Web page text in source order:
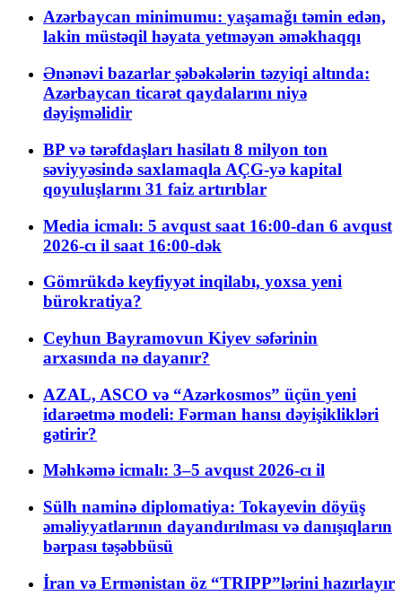
Azərbaycan minimumu: yaşamağı təmin edən,
lakin müstəqil həyata yetməyən əməkhaqqı
Ənənəvi bazarlar şəbəkələrin təzyiqi altında:
Azərbaycan ticarət qaydalarını niyə
dəyişməlidir
BP və tərəfdaşları hasilatı 8 milyon ton
səviyyəsində saxlamaqla AÇG-yə kapital
qoyuluşlarını 31 faiz artırıblar
Media icmalı: 5 avqust saat 16:00-dan 6 avqust
2026-cı il saat 16:00-dək
Gömrükdə keyfiyyət inqilabı, yoxsa yeni
bürokratiya?
Ceyhun Bayramovun Kiyev səfərinin
arxasında nə dayanır?
AZAL, ASCO və “Azərkosmos” üçün yeni
idarəetmə modeli: Fərman hansı dəyişiklikləri
gətirir?
Məhkəmə icmalı: 3–5 avqust 2026-cı il
Sülh naminə diplomatiya: Tokayevin döyüş
əməliyyatlarının dayandırılması və danışıqların
bərpası təşəbbüsü
İran və Ermənistan öz “TRIPP”lərini hazırlayır